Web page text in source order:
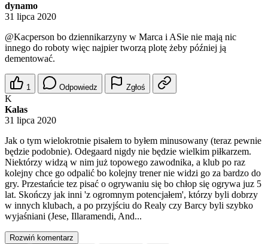
dynamo
31 lipca 2020
@Kacperson bo dziennikarzyny w Marca i ASie nie mają nic
innego do roboty więc najpier tworzą plotę żeby później ją
dementować.
1 Odpowiedz Zgłoś
K
Kalas
31 lipca 2020
Jak o tym wielokrotnie pisałem to byłem minusowany (teraz pewnie
będzie podobnie). Odegaard nigdy nie będzie wielkim piłkarzem.
Niektórzy widzą w nim już topowego zawodnika, a klub po raz
kolejny chce go odpalić bo kolejny trener nie widzi go za bardzo do
gry. Przestańcie tez pisać o ogrywaniu się bo chłop się ogrywa juz 5
lat. Skończy jak inni 'z ogromnym potencjałem', którzy byli dobrzy
w innych klubach, a po przyjściu do Realy czy Barcy byli szybko
wyjaśniani (Jese, Illaramendi, And...
Rozwiń komentarz